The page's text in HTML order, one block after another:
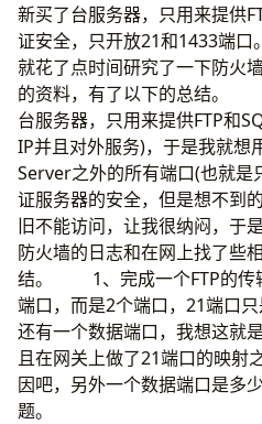
新买了台服务器，只用来提供
证安全，只开放21和1433端口
就花了点时间研究了一下防火
的资料，有了以下的总结。
台服务器，只用来提供FTP和
IP并且对外服务)，于是我就想
Server之外的所有端口(也就是
证服务器的安全，但是想不到
旧不能访问，让我很纳闷，于
防火墙的日志和在网上找了些
结。 1、完成一个FTP的传
端口，而是2个端口，21端口
还有一个数据端口，我想这就
且在网关上做了21端口的映射
因吧，另外一个数据端口是多
题。